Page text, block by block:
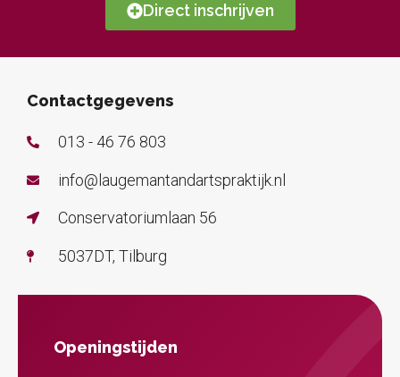
Direct inschrijven
Contactgegevens
013 - 46 76 803
info@laugemantandartspraktijk.nl
Conservatoriumlaan 56
5037DT, Tilburg
Openingstijden